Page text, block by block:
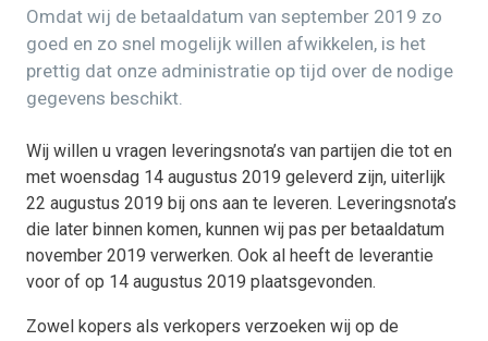
Omdat wij de betaaldatum van september 2019 zo
goed en zo snel mogelijk willen afwikkelen, is het
prettig dat onze administratie op tijd over de nodige
gegevens beschikt.
Wij willen u vragen leveringsnota’s van partijen die tot en
met woensdag 14 augustus 2019 geleverd zijn, uiterlijk
22 augustus 2019 bij ons aan te leveren. Leveringsnota’s
die later binnen komen, kunnen wij pas per betaaldatum
november 2019 verwerken. Ook al heeft de leverantie
voor of op 14 augustus 2019 plaatsgevonden.
Zowel kopers als verkopers verzoeken wij op de